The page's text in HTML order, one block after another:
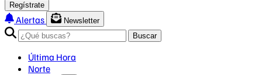
Regístrate
Alertas
Newsletter
Buscar
Última Hora
Norte